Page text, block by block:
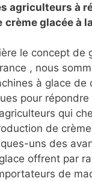
agriculteurs à
crème glacée à
le concept de
, nous
à glace de
pour
qui
de
uns des
offrent par
de